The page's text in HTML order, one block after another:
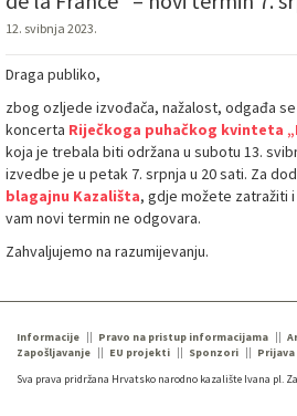
12. svibnja 2023.
Draga publiko,
zbog ozljede izvođača, nažalost, odgađa
koncerta Riječkoga puhačkog kvinteta
koja je trebala biti održana u subotu 13.
izvedbe je u petak 7. srpnja u 20 sati. Za
blagajnu Kazališta, gdje možete zatražiti
vam novi termin ne odgovara.
Zahvaljujemo na razumijevanju.
Informacije Pravo na pristup informacijama
Zapošljavanje
EU projekti Sponzori
Sva prava pridržana Hrvatsko narodno kazalište Ivana pl.